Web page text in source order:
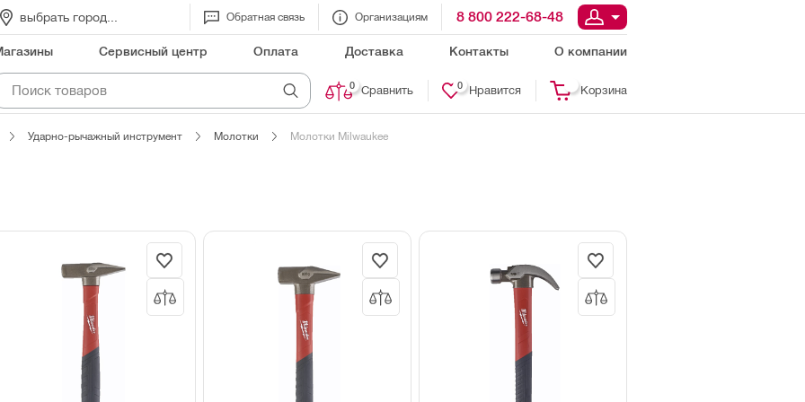
выбрать город... Обратная связь Организациям 8 800 222-68-48
Сервисный центр Оплата Доставка Контакты О компании
Сравнить
0 Нравится
0 Корзина
Ударно-рычажный инструмент Молотки Молотки Milwaukee